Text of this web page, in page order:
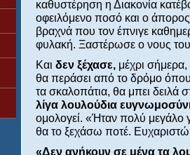
καθυστέρηση η Διακονία
οφειλόμενο ποσό και ο
βραχνά που τον έπνιγε
φυλακή. Ξαστέρωσε ο νους
Και δεν ξέχασε, μέχρι
θα περάσει από το δρόμο όπου
τα σκαλοπάτια, θα μπει δειλά
λίγα λουλούδια
ομολογεί. «Ήταν πολύ μεγάλο
θα το ξεχάσω ποτέ.
«Δεν ανήκουν σε μένα τα